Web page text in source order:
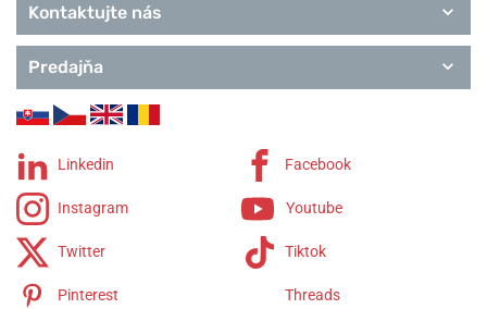
Kontaktujte nás
Predajňa
Linkedin Facebook
Instagram Youtube
Twitter Tiktok
Pinterest Threads